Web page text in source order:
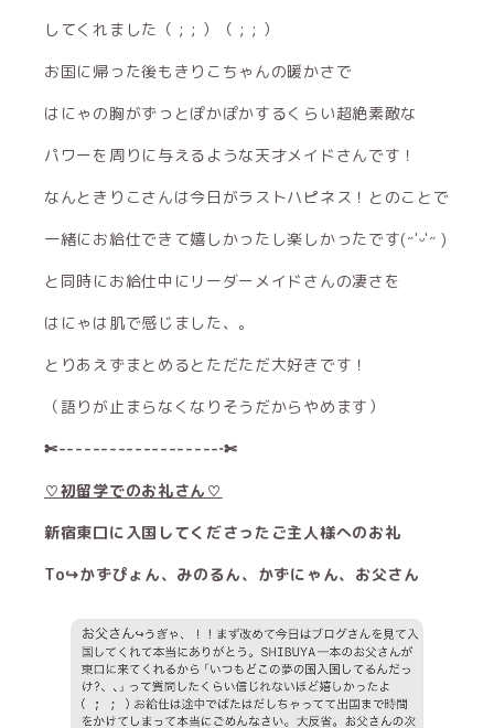
してくれました（ ; ; ）（ ; ; ）
お国に帰った後もきりこちゃんの暖かさで
はにゃの胸がずっとぽかぽかするくらい超絶素敵な
パワーを周りに与えるような天才メイドさんです！
なんときりこさんは今日がラストハピネス！とのことで
一緒にお給仕できて嬉しかったし楽しかったです(˶'ᵕ'˶ )‪︎
と同時にお給仕中にリーダーメイドさんの凄さを
はにゃは肌で感じました、。
とりあえずまとめるとただただ大好きです！
（語りが止まらなくなりそうだからやめます）
✄-------------------‐✄
♡初留学でのお礼さん♡
新宿東口に入国してくださったご主人様へのお礼
To↪︎かずぴょん、みのるん、かずにゃん、お父さん